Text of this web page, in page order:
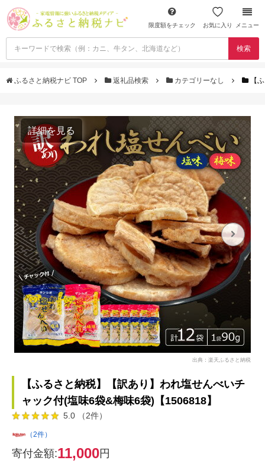
限度額をチェック お気に入り メニュー
検索
ふるさと納税ナビ TOP 返礼品検索 カテゴリーなし 【
詳細を見る
出典：楽天ふるさと納税
【ふるさと納税】【訳あり】われ塩せんべいチ
ャック付(塩味6袋&梅味6袋)【1506818】
5.0 （2件）
（2件）
寄付金額:11,000円